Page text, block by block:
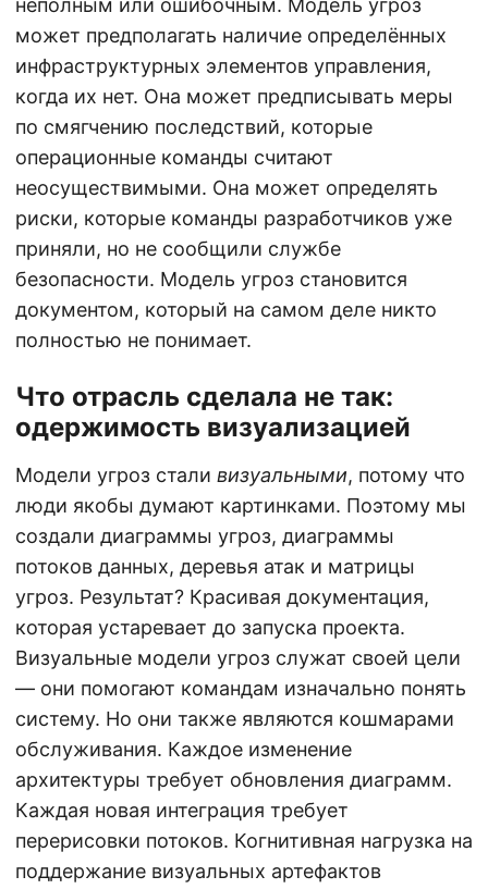
неполным или ошибочным. Модель угроз
может предполагать наличие определённых
инфраструктурных элементов управления,
когда их нет. Она может предписывать меры
по смягчению последствий, которые
операционные команды считают
неосуществимыми. Она может определять
риски, которые команды разработчиков уже
приняли, но не сообщили службе
безопасности. Модель угроз становится
документом, который на самом деле никто
полностью не понимает.
Что отрасль сделала не так:
одержимость визуализацией
Модели угроз стали визуальными, потому что
люди якобы думают картинками. Поэтому мы
создали диаграммы угроз, диаграммы
потоков данных, деревья атак и матрицы
угроз. Результат? Красивая документация,
которая устаревает до запуска проекта.
Визуальные модели угроз служат своей цели
— они помогают командам изначально понять
систему. Но они также являются кошмарами
обслуживания. Каждое изменение
архитектуры требует обновления диаграмм.
Каждая новая интеграция требует
перерисовки потоков. Когнитивная нагрузка на
поддержание визуальных артефактов